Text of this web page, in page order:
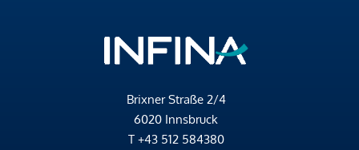
Brixner Straße 2/4
6020 Innsbruck
T +43 512 584380